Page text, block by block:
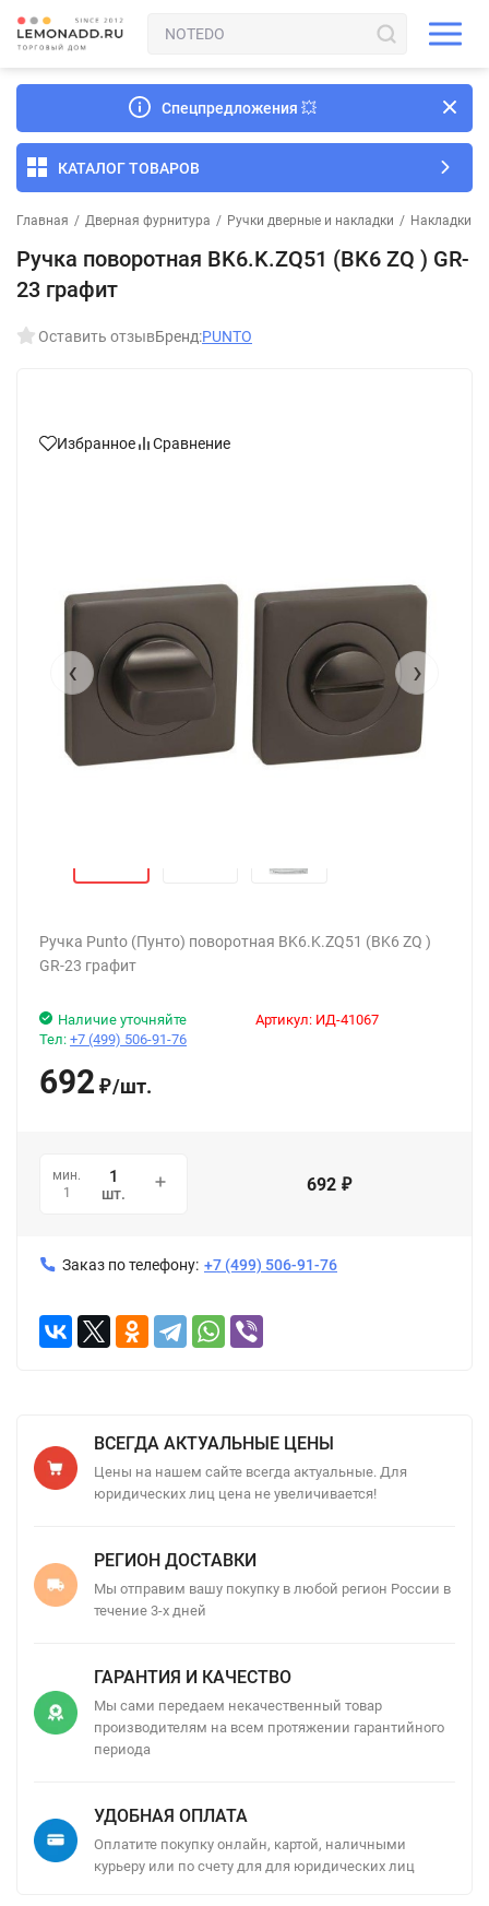
Спецпредложения 💥
КАТАЛОГ ТОВАРОВ
Главная / Дверная фурнитура / Ручки дверные и накладки / Накладки и
Ручка поворотная BK6.K.ZQ51 (BK6 ZQ ) GR-
23 графит
Оставить отзывБренд:PUNTO
Избранное Сравнение
‹ ›
Ручка Punto (Пунто) поворотная BK6.K.ZQ51 (BK6 ZQ )
GR-23 графит
Артикул: ИД-41067
Наличие уточняйте
Тел: +7 (499) 506-91-76
692 ₽/шт.
мин.
1
шт. 692 ₽
Заказ по телефону: +7 (499) 506-91-76
ВСЕГДА АКТУАЛЬНЫЕ ЦЕНЫ
Цены на нашем сайте всегда актуальные. Для
юридических лиц цена не увеличивается!
РЕГИОН ДОСТАВКИ
Мы отправим вашу покупку в любой регион России в
течение 3-х дней
ГАРАНТИЯ И КАЧЕСТВО
Мы сами передаем некачественный товар
производителям на всем протяжении гарантийного
периода
УДОБНАЯ ОПЛАТА
Оплатите покупку онлайн, картой, наличными
курьеру или по счету для для юридических лиц